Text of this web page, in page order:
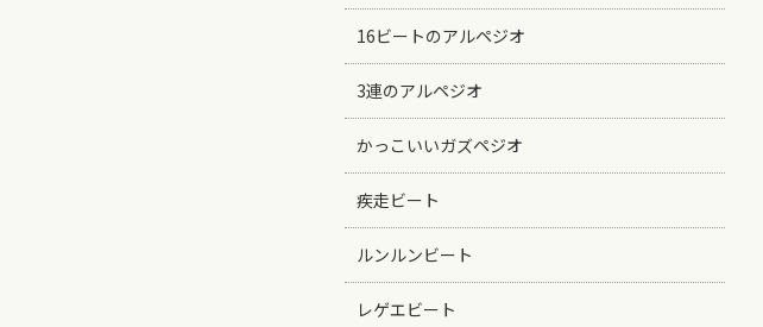
16ビートのアルペジオ
3連のアルペジオ
かっこいいガズペジオ
疾走ビート
ルンルンビート
レゲエビート